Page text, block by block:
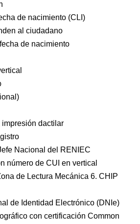
de nacimiento (CLI)
al ciudadano
de nacimiento
dactilar
Nacional del RENIEC
número de CUI en vertical
de Lectura Mecánica 6. CHIP
de Identidad Electrónico (DNIe)
con certificación Common